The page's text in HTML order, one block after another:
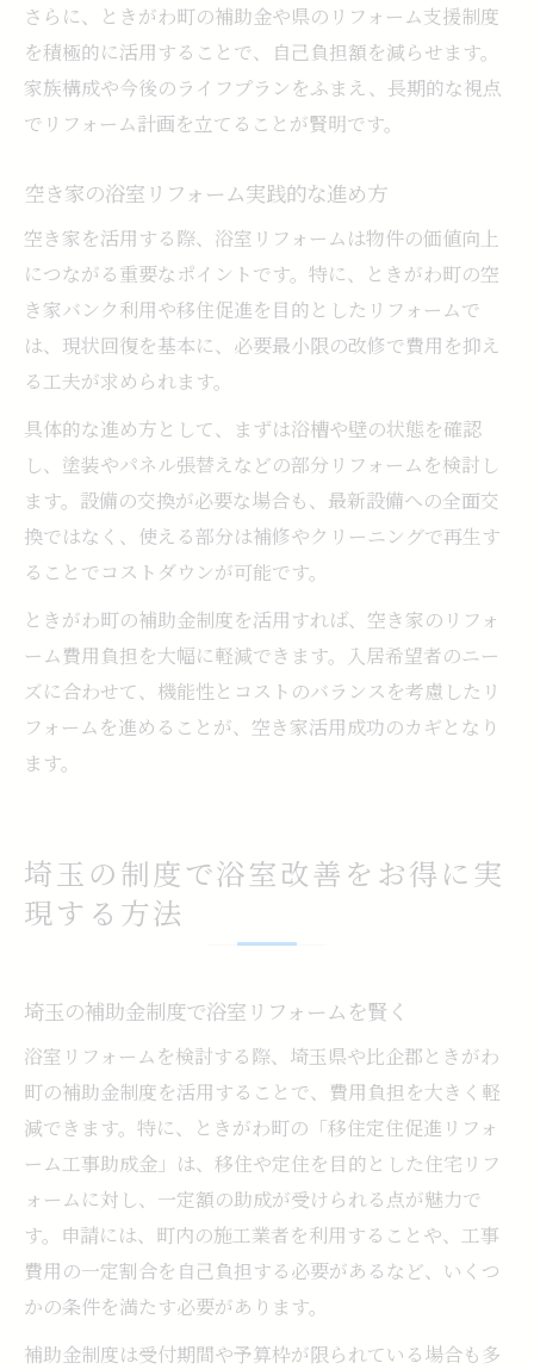
さらに、ときがわ町の補助金や県のリフォーム支援制度
を積極的に活用することで、自己負担額を減らせます。
家族構成や今後のライフプランをふまえ、長期的な視点
でリフォーム計画を立てることが賢明です。
空き家の浴室リフォーム実践的な進め方
空き家を活用する際、浴室リフォームは物件の価値向上
につながる重要なポイントです。特に、ときがわ町の空
き家バンク利用や移住促進を目的としたリフォームで
は、現状回復を基本に、必要最小限の改修で費用を抑え
る工夫が求められます。
具体的な進め方として、まずは浴槽や壁の状態を確認
し、塗装やパネル張替えなどの部分リフォームを検討し
ます。設備の交換が必要な場合も、最新設備への全面交
換ではなく、使える部分は補修やクリーニングで再生す
ることでコストダウンが可能です。
ときがわ町の補助金制度を活用すれば、空き家のリフォ
ーム費用負担を大幅に軽減できます。入居希望者のニー
ズに合わせて、機能性とコストのバランスを考慮したリ
フォームを進めることが、空き家活用成功のカギとなり
ます。
埼玉の制度で浴室改善をお得に実
現する方法
埼玉の補助金制度で浴室リフォームを賢く
浴室リフォームを検討する際、埼玉県や比企郡ときがわ
町の補助金制度を活用することで、費用負担を大きく軽
減できます。特に、ときがわ町の「移住定住促進リフォ
ーム工事助成金」は、移住や定住を目的とした住宅リフ
ォームに対し、一定額の助成が受けられる点が魅力で
す。申請には、町内の施工業者を利用することや、工事
費用の一定割合を自己負担する必要があるなど、いくつ
かの条件を満たす必要があります。
補助金制度は受付期間や予算枠が限られている場合も多